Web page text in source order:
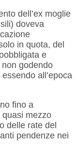
dell’ex moglie
doveva
in quota, del
e
non godendo
all’epoca
fino a
quasi mezzo
delle rate del
pendenze nei